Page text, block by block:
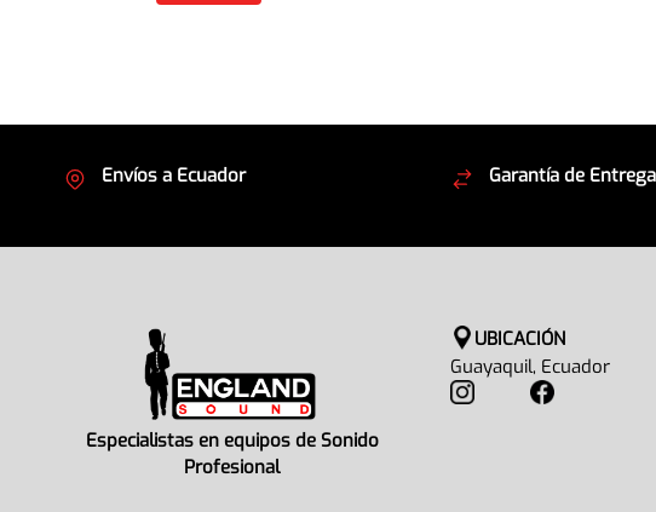
Envíos a Ecuador Garantía de Entrega
Especialistas en equipos de Sonido
Profesional
UBICACIÓN
Guayaquil, Ecuador